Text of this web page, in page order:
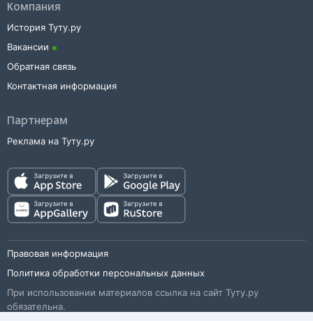
Компания
История Туту.ру
Вакансии
Обратная связь
Контактная информация
Партнерам
Реклама на Туту.ру
Правовая информация
Политика обработки персональных данных
При использовании материалов ссылка на сайт Туту.ру
обязательна.